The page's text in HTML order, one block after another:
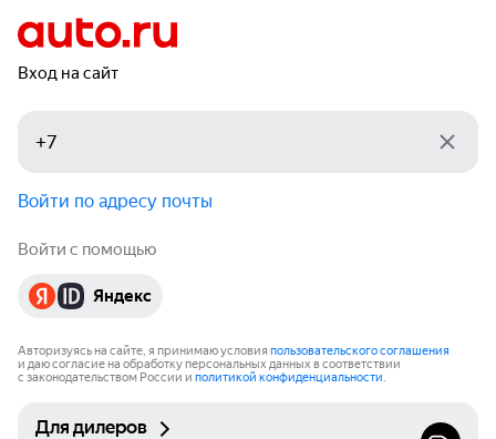
Вход на сайт
Войти по адресу почты
Войти с помощью
Яндекс
Авторизуясь на сайте, я принимаю условия пользовательского соглашения
и даю согласие на обработку персональных данных в соответствии
с законодательством России и политикой конфиденциальности.
Для дилеров